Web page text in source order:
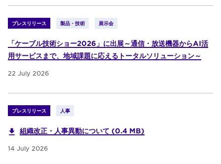
プレスリリース 製品・技術 展示会
「ケーブル技術ショー2026」に出展～通信・放送機器からAI活
用サービスまで、地域課題に応えるトータルソリューション～
22 July 2026
プレスリリース 人事
組織改正・人事異動について (0.4 MB)
14 July 2026